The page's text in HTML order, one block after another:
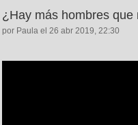
¿Hay más hombres que
por Paula el 26 abr 2019, 22:30